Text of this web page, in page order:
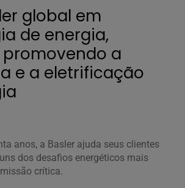
global em
de energia,
a
e a eletrificação
anos, a Basler ajuda seus clientes
dos desafios energéticos mais
crítica.